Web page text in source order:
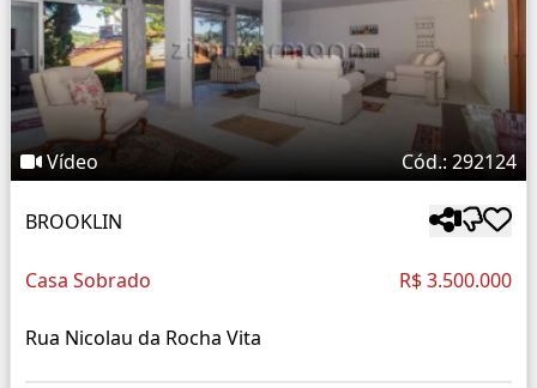
Vídeo Cód.: 292124
BROOKLIN
Casa Sobrado R$ 3.500.000
Rua Nicolau da Rocha Vita